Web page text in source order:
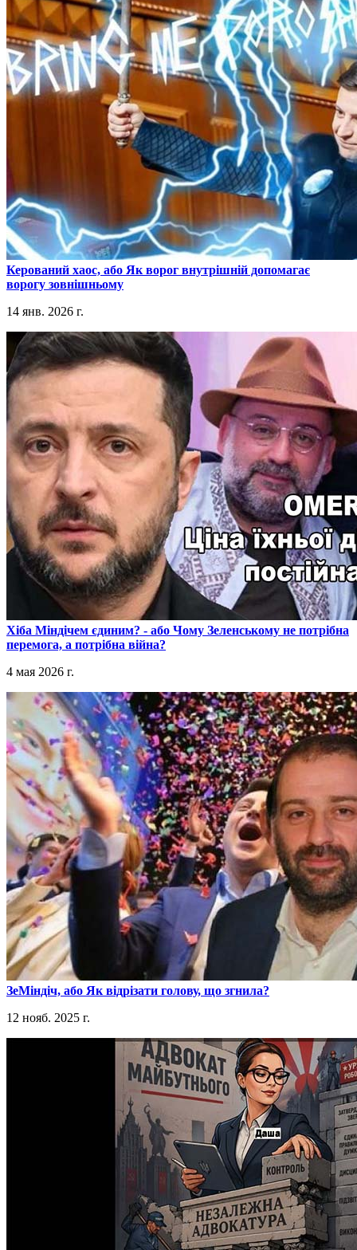
​Керований хаос, або Як ворог внутрішній допомагає
ворогу зовнішньому
14 янв. 2026 г.
​Хіба Міндічем єдиним? - або Чому Зеленському не потрібна
перемога, а потрібна війна?
4 мая 2026 г.
​ЗеМіндіч, або Як відрізати голову, що згнила?
12 нояб. 2025 г.